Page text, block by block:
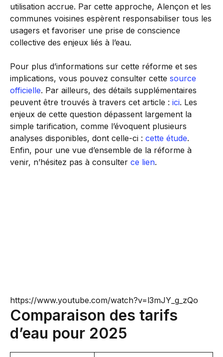
utilisation accrue. Par cette approche, Alençon et les
communes voisines espèrent responsabiliser tous les
usagers et favoriser une prise de conscience
collective des enjeux liés à l’eau.
Pour plus d’informations sur cette réforme et ses
implications, vous pouvez consulter cette source
officielle. Par ailleurs, des détails supplémentaires
peuvent être trouvés à travers cet article : ici. Les
enjeux de cette question dépassent largement la
simple tarification, comme l’évoquent plusieurs
analyses disponibles, dont celle-ci : cette étude.
Enfin, pour une vue d’ensemble de la réforme à
venir, n’hésitez pas à consulter ce lien.
https://www.youtube.com/watch?v=l3mJY_g_zQo
Comparaison des tarifs
d’eau pour 2025